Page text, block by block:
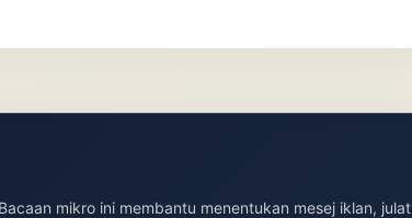
Bacaan mikro ini membantu menentukan mesej iklan, julat